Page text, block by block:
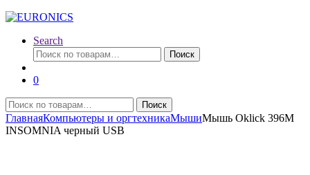
Search
Искать:
Поиск
0
Искать:
Поиск
ГлавнаяКомпьютеры и оргтехникаМышиМышь Oklick 396M
INSOMNIA черный USB